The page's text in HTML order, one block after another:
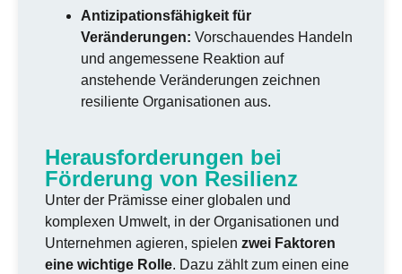
Antizipationsfähigkeit für
Veränderungen: Vorschauendes Handeln
und angemessene Reaktion auf
anstehende Veränderungen zeichnen
resiliente Organisationen aus.
Herausforderungen bei
Förderung von Resilienz
Unter der Prämisse einer globalen und
komplexen Umwelt, in der Organisationen und
Unternehmen agieren, spielen zwei Faktoren
eine wichtige Rolle. Dazu zählt zum einen eine